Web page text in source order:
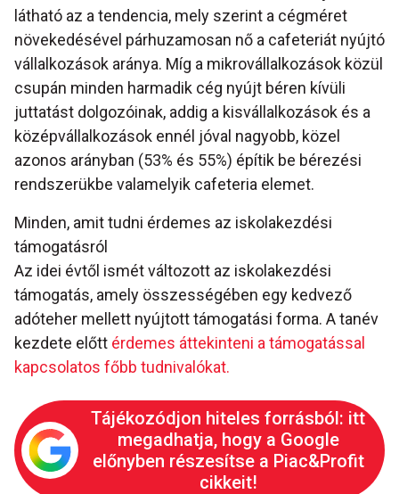
látható az a tendencia, mely szerint a cégméret
növekedésével párhuzamosan nő a cafeteriát nyújtó
vállalkozások aránya. Míg a mikrovállalkozások közül
csupán minden harmadik cég nyújt béren kívüli
juttatást dolgozóinak, addig a kisvállalkozások és a
középvállalkozások ennél jóval nagyobb, közel
azonos arányban (53% és 55%) építik be bérezési
rendszerükbe valamelyik cafeteria elemet.
Minden, amit tudni érdemes az iskolakezdési
támogatásról
Az idei évtől ismét változott az iskolakezdési
támogatás, amely összességében egy kedvező
adóteher mellett nyújtott támogatási forma. A tanév
kezdete előtt érdemes áttekinteni a támogatással
kapcsolatos főbb tudnivalókat.
Tájékozódjon hiteles forrásból: itt
megadhatja, hogy a Google
előnyben részesítse a Piac&Profit
cikkeit!